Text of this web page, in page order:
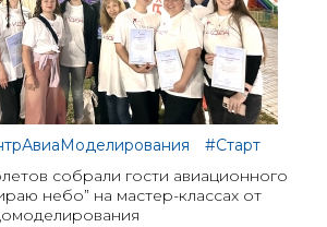
#Старт
собрали гости авиационного
небо” на мастер-классах от